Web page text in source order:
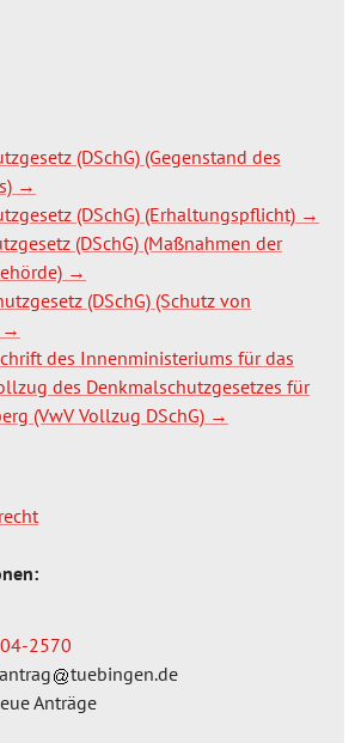
(DSchG) (Gegenstand des
(DSchG) (Erhaltungspflicht)
(DSchG) (Maßnahmen der
(DSchG) (Schutz von
des Innenministeriums für das
des Denkmalschutzgesetzes für
(VwV Vollzug DSchG)
2570
tuebingen.de
Anträge